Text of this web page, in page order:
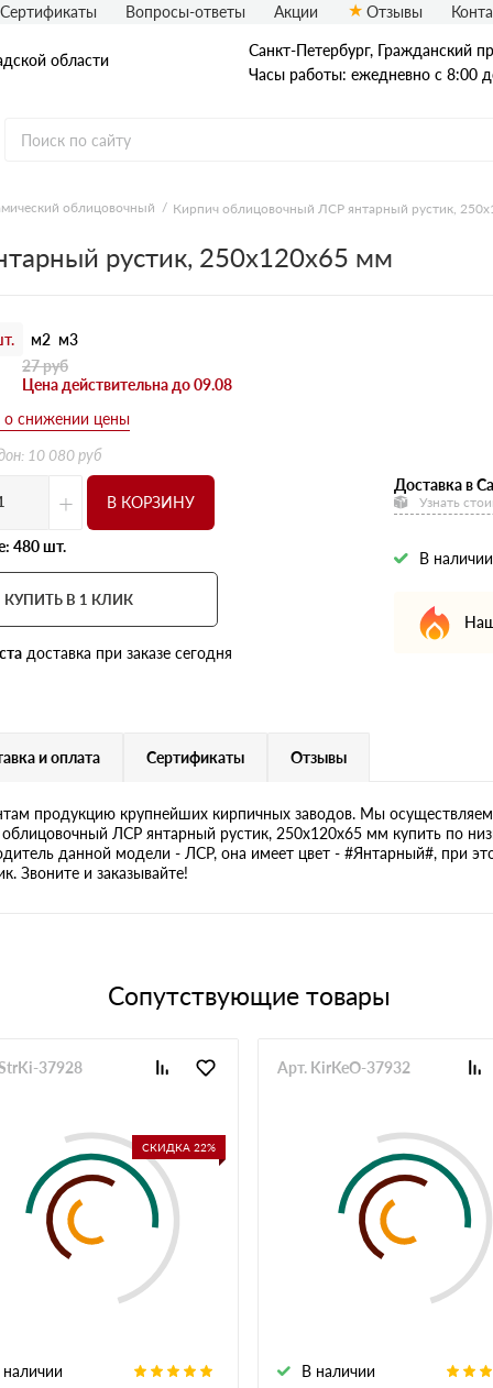
области
Санкт-Петербург, Граждaнский
Часы работы: ежедневно с 8:00
Рядовой кирпич
Полнотелый
Сертификаты Вопросы-ответы Акции Отзывы
облицовочный Кирпич облицовочный ЛСР янтарный рустик,
рустик, 250х120х65 мм
м2 м3
27руб
Цена действительна до 09.08
10 080 руб
+ В КОРЗИНУ
480 шт.
КУПИТЬ В 1 КЛИК
доставка при заказе сегодня
Доставка в
Узнать
В наличии
и оплата Сертификаты Отзывы
продукцию крупнейших кирпичных заводов. Мы
ЛСР янтарный рустик, 250х120х65 мм купить по
данной модели - ЛСР, она имеет цвет - #Янтарный#, при
Звоните и заказывайте!
Сопутствующие товары
СКИДКА 22%
37928
В наличии
Арт. KirKeO-37932